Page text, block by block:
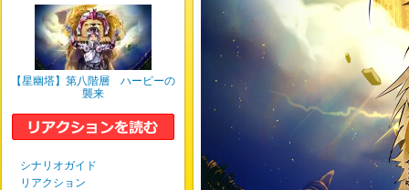
【星幽塔】第八階層 ハーピーの
襲来
シナリオガイド
リアクション